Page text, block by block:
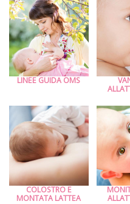
LINEE GUIDA OMS
COLOSTRO E
MONTATA LATTEA